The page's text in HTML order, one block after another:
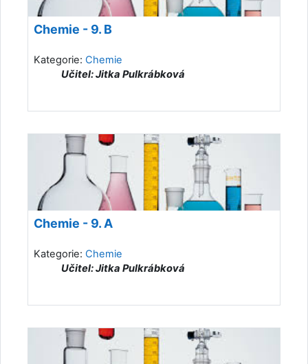
Chemie - 9. B
Kategorie: Chemie
Učitel: Jitka Pulkrábková
Chemie - 9. A
Kategorie: Chemie
Učitel: Jitka Pulkrábková